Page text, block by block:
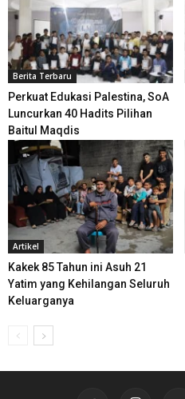
Berita Terbaru
Perkuat Edukasi Palestina, SoA
Luncurkan 40 Hadits Pilihan
Baitul Maqdis
Artikel
Kakek 85 Tahun ini Asuh 21
Yatim yang Kehilangan Seluruh
Keluarganya